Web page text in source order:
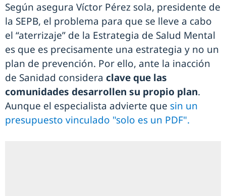
Según asegura Víctor Pérez sola, presidente de
la SEPB, el problema para que se lleve a cabo
el “aterrizaje” de la Estrategia de Salud Mental
es que es precisamente una estrategia y no un
plan de prevención. Por ello, ante la inacción
de Sanidad considera clave que las
comunidades desarrollen su propio plan.
Aunque el especialista advierte que sin un
presupuesto vinculado "solo es un PDF".